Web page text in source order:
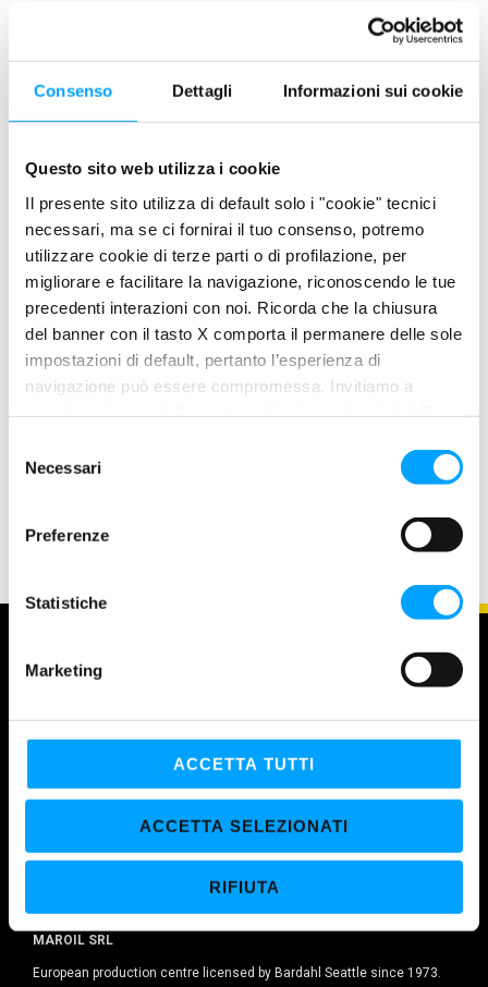
Consenso Dettagli Informazioni sui cookie
Questo sito web utilizza i cookie
Il presente sito utilizza di default solo i "cookie" tecnici
necessari, ma se ci fornirai il tuo consenso, potremo
utilizzare cookie di terze parti o di profilazione, per
migliorare e facilitare la navigazione, riconoscendo le tue
precedenti interazioni con noi. Ricorda che la chiusura
del banner con il tasto X comporta il permanere delle sole
impostazioni di default, pertanto l’esperienza di
navigazione può essere compromessa. Invitiamo a
Privacy Policy.
o
Necessari
Preferenze
Statistiche
Marketing
ACCETTA TUTTI
ACCETTA SELEZIONATI
RIFIUTA
Contiene l’esclusiva FORMULA anti-attrito BARDAHL
USURA e CORROSIONE
Assicura la lubrificazione anche in condizioni limite
Evita l’indurimento delle guarnizioni, la formazione di
schiuma e l’ossidazione
Contiene speciali polimeri che aumentano l’indice di
viscosità e abbassano il punto di scorrimento.
PROPERTIES
L'esclusiva Formula anti-attrito Bardahl Polar Plus forma una
pellicola molecolare lubrificante che, fissandosi chimicamente
attrito e usura in misura molto superiore rispetto ai lubrificanti
MAROIL SRL
European production centre licensed by Bardahl Seattle since 1973.